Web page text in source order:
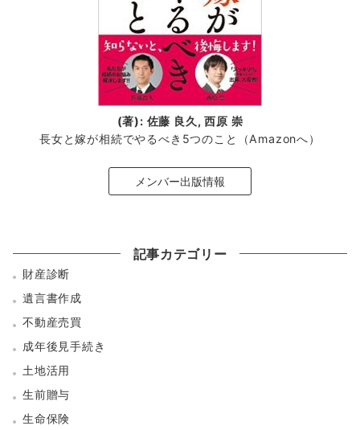
(著): 佐藤 良久, 西原 崇
長女と嫁が相続でやるべき5つのこと（Amazonへ）
メンバー出版情報
記事カテゴリー
財産診断
遺言書作成
不動産売買
成年後見手続き
土地活用
生前贈与
生命保険